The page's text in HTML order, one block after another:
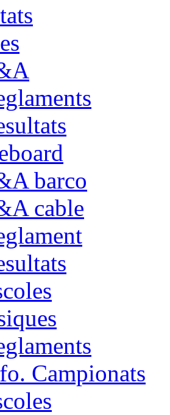
barco
cable
Campionats